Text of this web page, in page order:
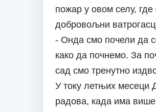
пожар у овом селу,
добровољни
- Онда смо почели да
како да почнемо. За
сад смо тренутно
У току летњих месеци
радова, када има